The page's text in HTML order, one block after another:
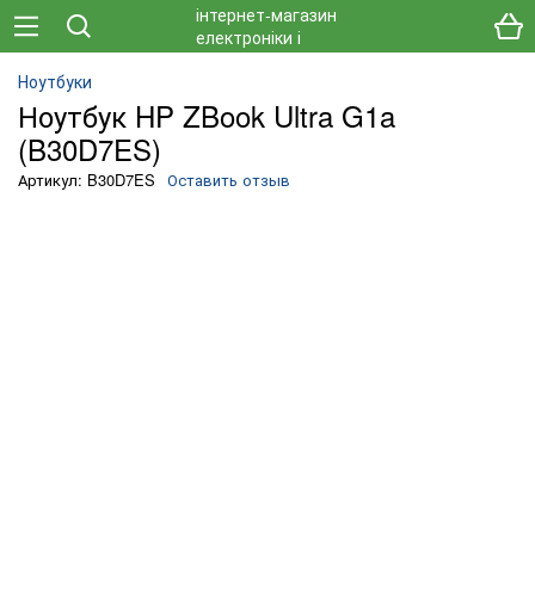
Ноутбуки
Ноутбук HP ZBook Ultra G1a
(B30D7ES)
Артикул: B30D7ES Оставить отзыв